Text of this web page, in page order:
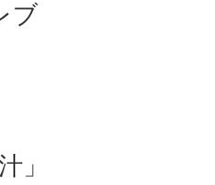
ブ
」